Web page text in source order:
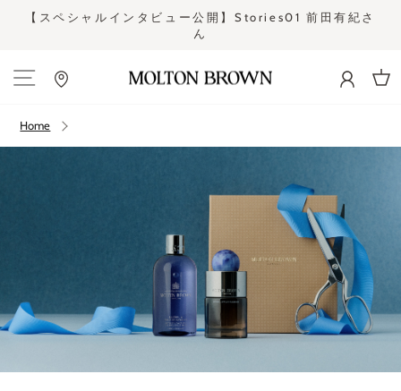
【スペシャルインタビュー公開】Stories01 前田有紀さ
ん
Site navigation
Home